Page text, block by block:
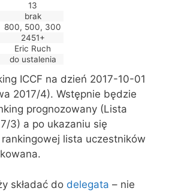
13
brak
800, 500, 300
2451+
Eric Ruch
do ustalenia
ICCF na dzień 2017-10-01
2017/4). Wstępnie będzie
prognozowany (Lista
3) a po ukazaniu się
lista uczestników
składać do delegata – nie